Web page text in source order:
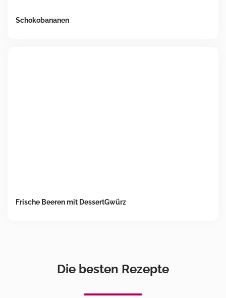
Schokobananen
Frische Beeren mit DessertGwürz
Die besten Rezepte